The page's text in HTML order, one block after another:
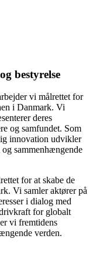
bestyrelse
vi målrettet for
i Danmark. Vi
deres
og samfundet. Som
innovation udvikler
sammenhængende
for at skabe de
Vi samler aktører på
i dialog med
for globalt
vi fremtidens
verden.